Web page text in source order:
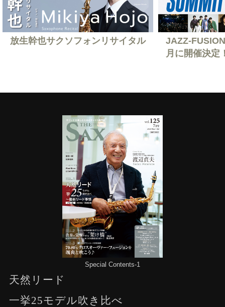
放生幹也サクソフォンリサイタル
JAZZ-
月に開催決定
Special Contents-1
天然リード
一挙25モデル吹き比べ